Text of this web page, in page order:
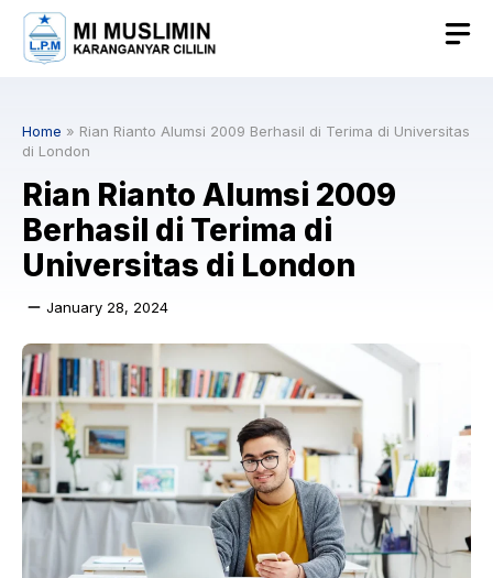
Skip
content
Home » Rian Rianto Alumsi 2009 Berhasil di Terima di Universitas
di London
Rian Rianto Alumsi 2009
Berhasil di Terima di
Universitas di London
January 28, 2024